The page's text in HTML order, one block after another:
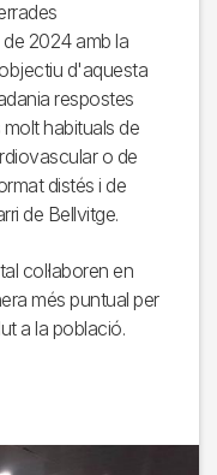
2024 amb la
d'aquesta
respostes
habituals de
o de
distés i de
de Bellvitge.
col·laboren en
més puntual per
a la població.